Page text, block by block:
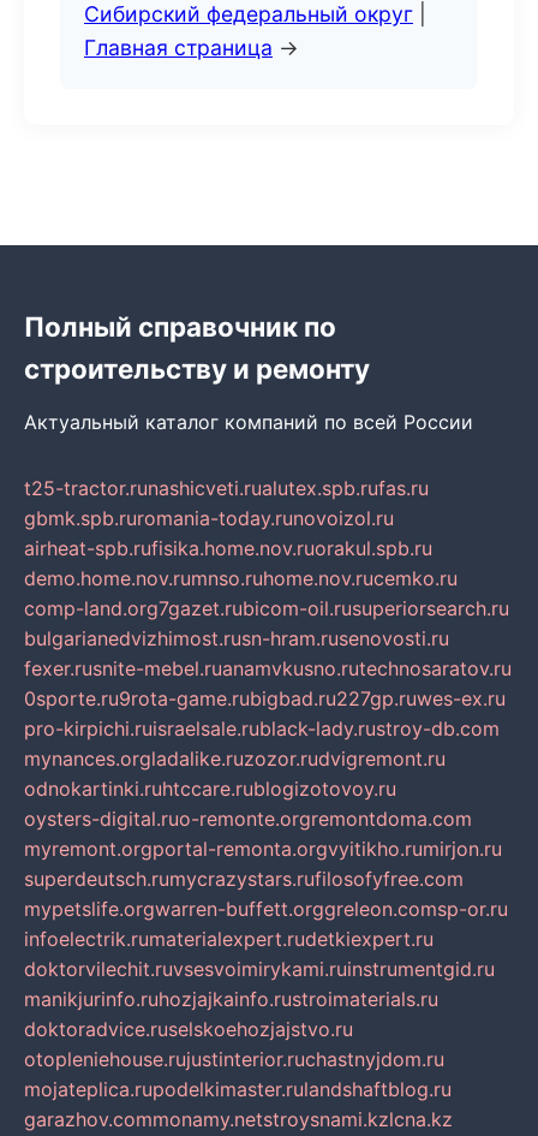
Сибирский федеральный округ
Главная страница →
Полный справочник по
строительству и ремонту
Актуальный каталог компаний по всей России
t25-tractor.runashicveti.rualutex.spb.rufas.ru
gbmk.spb.ruromania-today.runovoizol.ru
airheat-spb.rufisika.home.nov.ruorakul.spb.ru
demo.home.nov.rumnso.ruhome.nov.rucemko.ru
comp-land.org7gazet.rubicom-oil.rusuperiorsearch.ru
bulgarianedvizhimost.rusn-hram.rusenovosti.ru
fexer.rusnite-mebel.ruanamvkusno.rutechnosaratov.ru
0sporte.ru9rota-game.rubigbad.ru227gp.ruwes-ex.ru
pro-kirpichi.ruisraelsale.rublack-lady.rustroy-db.com
mynances.orgladalike.ruzozor.rudvigremont.ru
odnokartinki.ruhtccare.rublogizotovoy.ru
oysters-digital.ruo-remonte.orgremontdoma.com
myremont.orgportal-remonta.orgvyitikho.rumirjon.ru
superdeutsch.rumycrazystars.rufilosofyfree.com
mypetslife.orgwarren-buffett.orggreleon.comsp-or.ru
infoelectrik.rumaterialexpert.rudetkiexpert.ru
doktorvilechit.ruvsesvoimirykami.ruinstrumentgid.ru
manikjurinfo.ruhozjajkainfo.rustroimaterials.ru
doktoradvice.ruselskoehozjajstvo.ru
otopleniehouse.rujustinterior.ruchastnyjdom.ru
mojateplica.rupodelkimaster.rulandshaftblog.ru
garazhov.commonamy.netstroysnami.kzlcna.kz